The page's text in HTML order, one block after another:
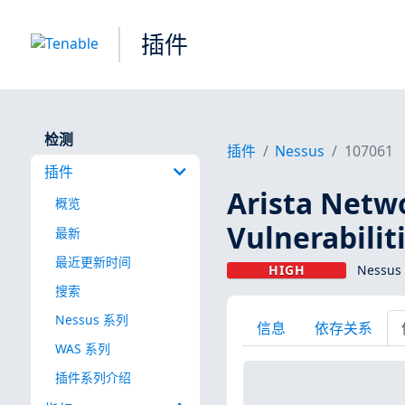
插件
检测
插件
概览
最新
最近更新时间
搜索
Nessus 系列
WAS 系列
插件系列介绍
插件 Nessus 107061
Arista
HIGH Nessus
信息 依存关系